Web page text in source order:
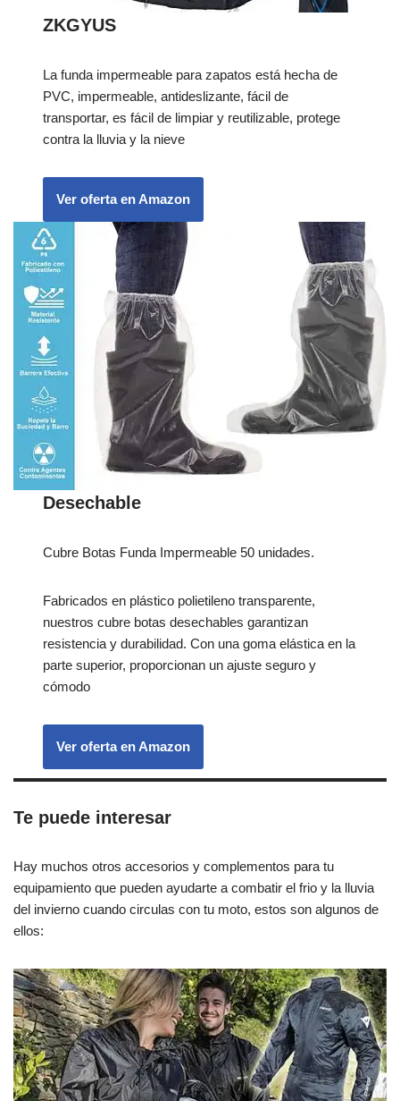
ZKGYUS
La funda impermeable para zapatos está hecha de
PVC, impermeable, antideslizante, fácil de
transportar, es fácil de limpiar y reutilizable, protege
contra la lluvia y la nieve
Ver oferta en Amazon
Desechable
Cubre Botas Funda Impermeable 50 unidades.
Fabricados en plástico polietileno transparente,
nuestros cubre botas desechables garantizan
resistencia y durabilidad. Con una goma elástica en la
parte superior, proporcionan un ajuste seguro y
cómodo
Ver oferta en Amazon
Te puede interesar
Hay muchos otros accesorios y complementos para tu
equipamiento que pueden ayudarte a combatir el frio y la lluvia
del invierno cuando circulas con tu moto, estos son algunos de
ellos: